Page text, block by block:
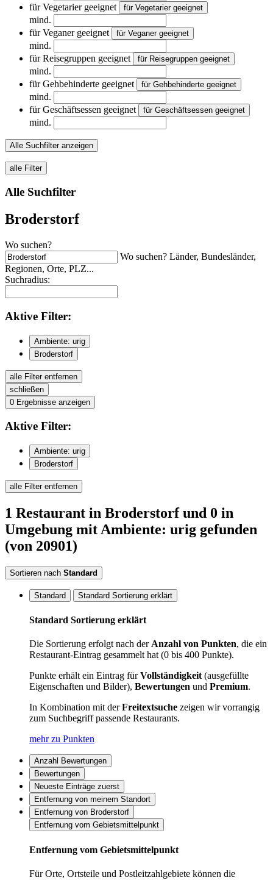
für Vegetarier geeignet
für Vegetarier geeignet
mind.
für Veganer geeignet
für Veganer geeignet
mind.
für Reisegruppen geeignet
für Reisegruppen geeignet
mind.
für Gehbehinderte geeignet
für Gehbehinderte geeignet
mind.
für Geschäftsessen geeignet
für Geschäftsessen geeignet
mind.
Alle Suchfilter anzeigen
alle Filter
Alle Suchfilter
Broderstorf
Wo suchen?
Wo suchen? Länder, Bundesländer,
Regionen, Orte, PLZ...
Suchradius:
Aktive Filter:
Ambiente: urig
Broderstorf
alle Filter entfernen
schließen
0 Ergebnisse anzeigen
Aktive Filter:
Ambiente: urig
Broderstorf
alle Filter entfernen
1 Restaurant in Broderstorfund 0 in
Umgebung mit Ambiente: urig gefunden
(von 20901)
Sortieren nach Standard
Standard Standard Sortierung erklärt
Standard Sortierung erklärt
Die Sortierung erfolgt nach derAnzahl von Punkten, die ein
Restaurant-Eintrag gesammelt hat (0 bis 400 Punkte).
Punkte erhält ein Eintrag fürVollständigkeit(ausgefüllte
Eigenschaften und Bilder), Bewertungen und Premium.
In Kombination mit derFreitextsuche zeigen wir vorrangig
zum Suchbegriff passende Restaurants.
mehr zu Punkten
Anzahl Bewertungen
Bewertungen
Neueste Einträge zuerst
Entfernung von meinem Standort
Entfernung von Broderstorf
Entfernung vom Gebietsmittelpunkt
Entfernung vom Gebietsmittelpunkt
Für Orte, Ortsteile und Postleitzahlgebiete können die